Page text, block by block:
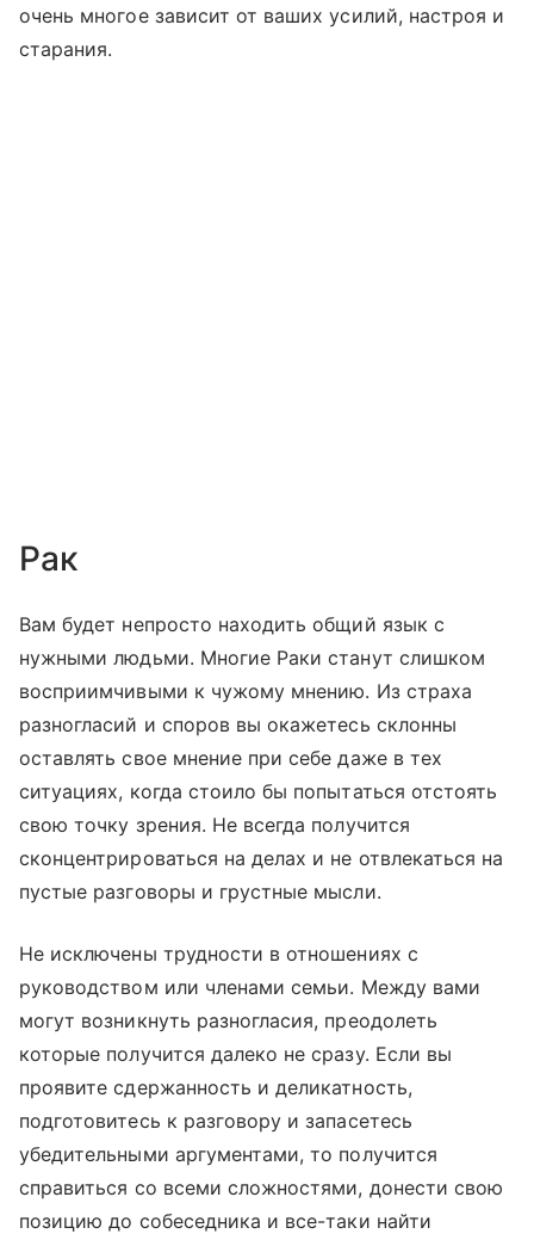
очень многое зависит от ваших усилий, настроя и
старания.
Рак
Вам будет непросто находить общий язык с
нужными людьми. Многие Раки станут слишком
восприимчивыми к чужому мнению. Из страха
разногласий и споров вы окажетесь склонны
оставлять свое мнение при себе даже в тех
ситуациях, когда стоило бы попытаться отстоять
свою точку зрения. Не всегда получится
сконцентрироваться на делах и не отвлекаться на
пустые разговоры и грустные мысли.
Не исключены трудности в отношениях с
руководством или членами семьи. Между вами
могут возникнуть разногласия, преодолеть
которые получится далеко не сразу. Если вы
проявите сдержанность и деликатность,
подготовитесь к разговору и запасетесь
убедительными аргументами, то получится
справиться со всеми сложностями, донести свою
позицию до собеседника и все-таки найти